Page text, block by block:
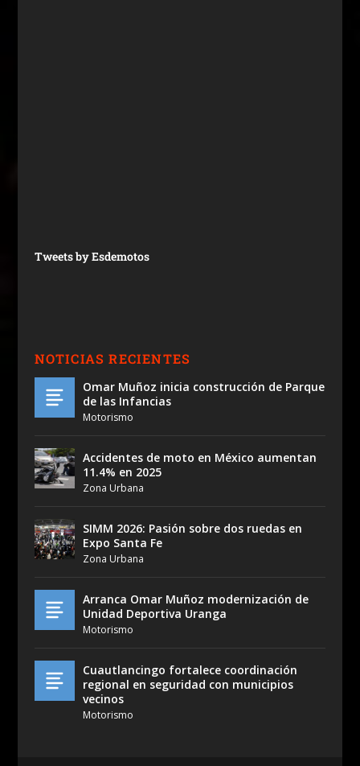
Tweets by Esdemotos
NOTICIAS RECIENTES
Omar Muñoz inicia construcción de Parque
de las Infancias
Motorismo
Accidentes de moto en México aumentan
11.4% en 2025
Zona Urbana
SIMM 2026: Pasión sobre dos ruedas en
Expo Santa Fe
Zona Urbana
Arranca Omar Muñoz modernización de
Unidad Deportiva Uranga
Motorismo
Cuautlancingo fortalece coordinación
regional en seguridad con municipios
vecinos
Motorismo